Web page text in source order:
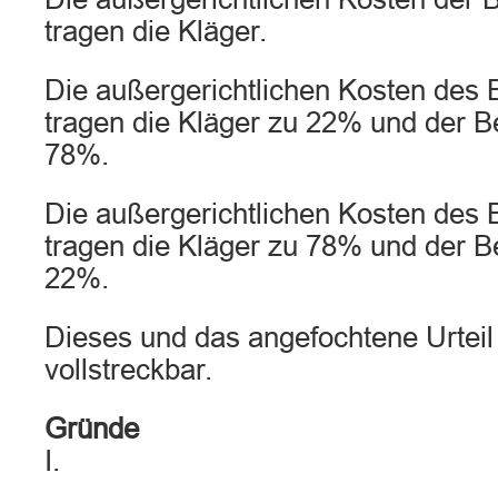
tragen die Kläger.
Die außergerichtlichen Kosten des
tragen die Kläger zu 22% und der
78%.
Die außergerichtlichen Kosten des
tragen die Kläger zu 78% und der
22%.
Dieses und das angefochtene
vollstreckbar.
Gründe
I.